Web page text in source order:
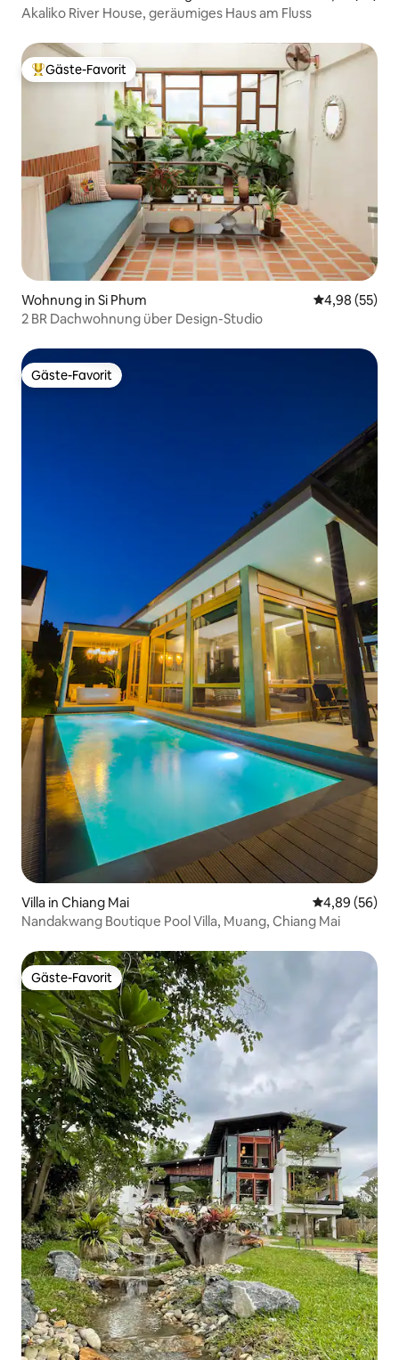
Akaliko River House, geräumiges Haus am Fluss
Beliebter Gäste-Favorit.
Gäste-Favorit
Wohnung in Si Phum
4,98 (55)
2 BR Dachwohnung über Design-Studio
Gäste-Favorit
Gäste-Favorit
Villa in Chiang Mai
4,89 (56)
Nandakwang Boutique Pool Villa, Muang, Chiang Mai
Gäste-Favorit
Gäste-Favorit